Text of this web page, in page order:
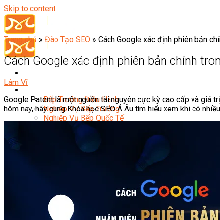
Skip to content
Bếp Trưởng Điều Hành
Nghiệp Vụ Bếp Trưởng
Nghiệp Vụ Bếp Quốc Tế
Nghiệp Vụ Bếp Trưởng Bếp Việt
Nghiệp Vụ Bếp Trưởng Bếp Nhật
Nghiệp Vụ Bếp Trưởng Bếp Hoa
Nghiệp Vụ Bếp Chay
Nghiệp Vụ Quản Lý Bếp
Nghiệp Vụ Cấp Dưỡng
Trang chủ » Đào Tạo SEO » Cách Google xác định phiên bản
Cách Google xác định phiên bản chính
Lâm Vĩ
Google Patent là một nguồn tài nguyên cực kỳ cao cấp và giá
hôm nay, hãy cùng Khóa học SEO Á Âu tìm hiểu xem khi có